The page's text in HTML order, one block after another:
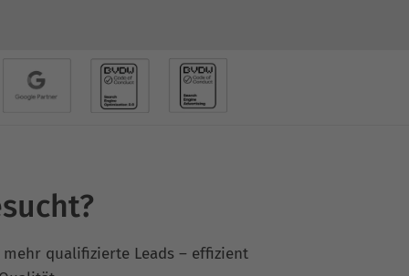
qualifizierte Leads – effizient